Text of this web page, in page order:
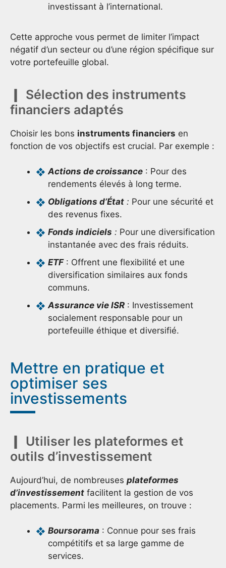
investissant à l’international.
Cette approche vous permet de limiter l’impact
négatif d’un secteur ou d’une région spécifique sur
votre portefeuille global.
Sélection des instruments
financiers adaptés
Choisir les bons instruments financiers en
fonction de vos objectifs est crucial. Par exemple :
Actions de croissance : Pour des
rendements élevés à long terme.
Obligations d’État : Pour une sécurité et
des revenus fixes.
Fonds indiciels : Pour une diversification
instantanée avec des frais réduits.
ETF: Offrent une flexibilité et une
diversification similaires aux fonds
communs.
Assurance vie ISR : Investissement
socialement responsable pour un
portefeuille éthique et diversifié.
Mettre en pratique et
optimiser ses
investissements
Utiliser les plateformes et
outils d’investissement
Aujourd’hui, de nombreuses plateformes
d’investissement facilitent la gestion de vos
placements. Parmi les meilleures, on trouve :
Boursorama : Connue pour ses frais
compétitifs et sa large gamme de
services.